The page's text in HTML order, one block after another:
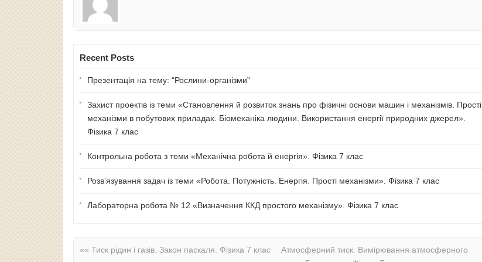
Recent Posts
Презентація на тему: “Рослини-організми”
Захист проектів із теми «Становлення й розвиток знань про фізичні основи машин і механізмів. Прості
механізми в побутових приладах. Біомеханіка людини. Використання енергії природних джерел».
Фізика 7 клас
Контрольна робота з теми «Механічна робота й енергія». Фізика 7 клас
Розв’язування задач із теми «Робота. Потужність. Енергія. Прості механізми». Фізика 7 клас
Лабораторна робота № 12 «Визначення ККД простого механізму». Фізика 7 клас
«« Тиск рідин і газів. Закон паскаля. Фізика 7 клас
Атмосферний тиск. Вимірювання атмосферного